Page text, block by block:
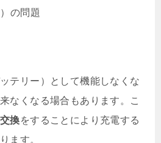
の問題
テリー）として機能しなくな
なくなる場合もあります。こ
換をすることにより充電する
ます。